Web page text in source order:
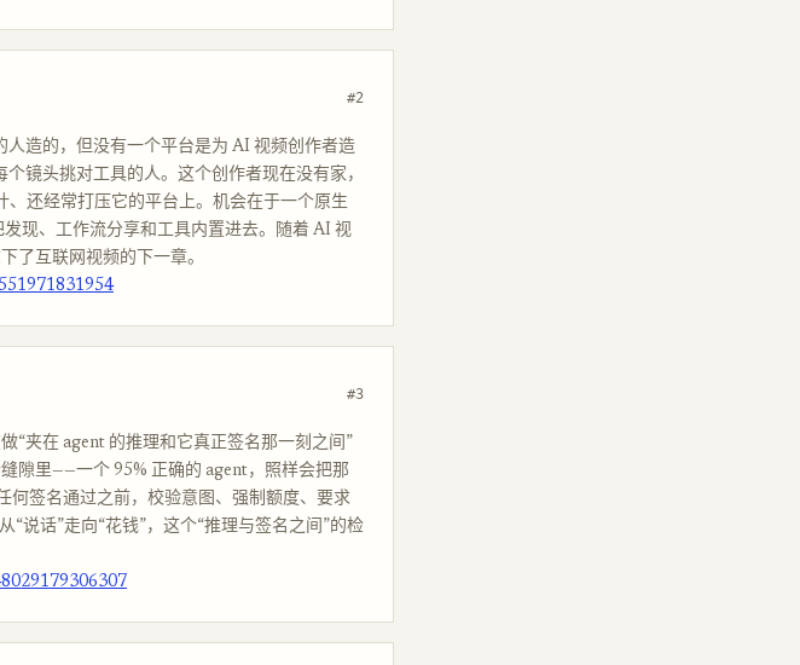
#2
人造的，但没有一个平台是为 AI 视频创作者造
镜头挑对工具的人。这个创作者现在没有家，
还经常打压它的平台上。机会在于一个原生
现、工作流分享和工具内置进去。随着 AI 视
了互联网视频的下一章。
#3
“夹在 agent 的推理和它真正签名那一刻之间”
隙里——一个 95% 正确的 agent，照样会把那
何签名通过之前，校验意图、强制额度、要求
说话”走向“花钱”，这个“推理与签名之间”的检